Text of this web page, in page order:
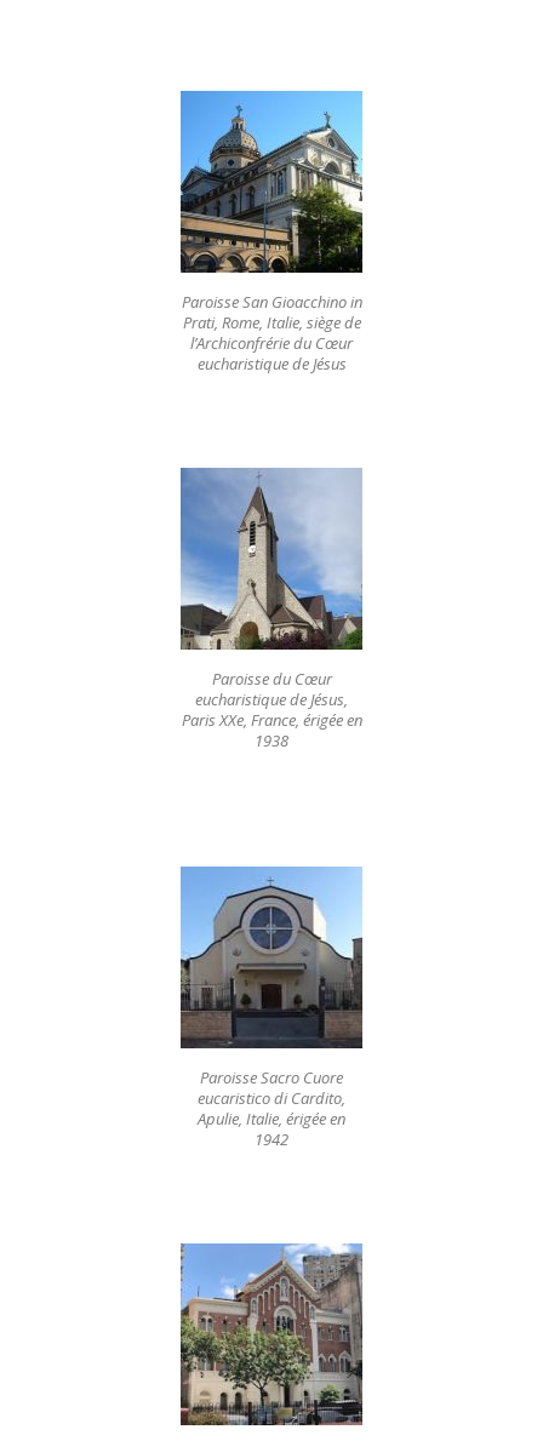
Paroisse San Gioacchino in
Prati, Rome, Italie, siège de
l’Archiconfrérie du Cœur
eucharistique de Jésus
Paroisse du Cœur
eucharistique de Jésus,
Paris XXe, France, érigée en
1938
Paroisse Sacro Cuore
eucaristico di Cardito,
Apulie, Italie, érigée en
1942